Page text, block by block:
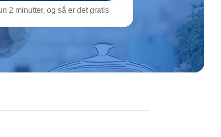
2 minutter, og så er det gratis